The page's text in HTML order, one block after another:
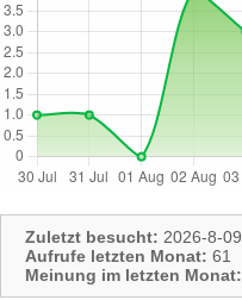
Zuletzt besucht: 2026-8-09
Aufrufe letzten Monat: 61
Meinung im letzten Monat: